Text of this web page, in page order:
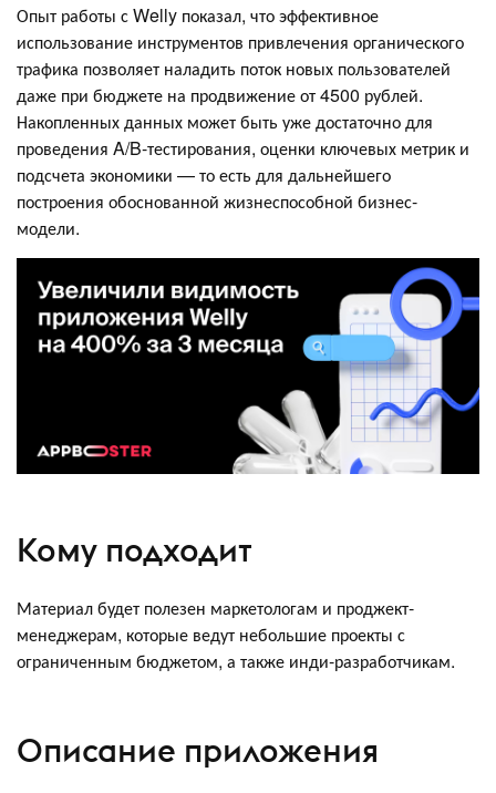
Опыт работы с Welly показал, что эффективное
использование инструментов привлечения органического
трафика позволяет наладить поток новых пользователей
даже при бюджете на продвижение от 4500 рублей.
Накопленных данных может быть уже достаточно для
проведения A/B-тестирования, оценки ключевых метрик и
подсчета экономики — то есть для дальнейшего
построения обоснованной жизнеспособной бизнес-
модели.
Кому подходит
Материал будет полезен маркетологам и проджект-
менеджерам, которые ведут небольшие проекты с
ограниченным бюджетом, а также инди-разработчикам.
Описание приложения